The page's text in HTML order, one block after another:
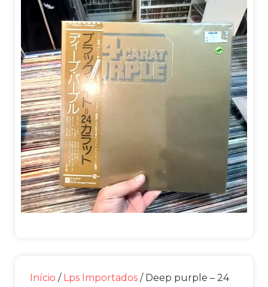
Início / Lps Importados / Deep purple – 24